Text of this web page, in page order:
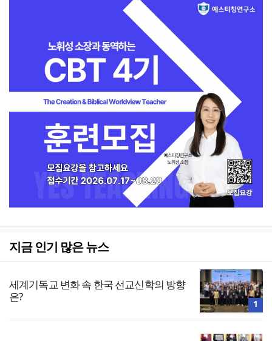
지금 인기 많은 뉴스
세계기독교 변화 속 한국 선교신학의 방향
은?
1